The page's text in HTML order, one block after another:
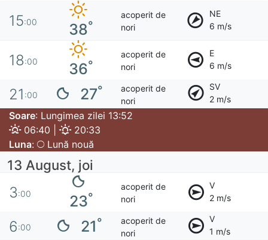
15:00 38°
acoperit de
nori
NE
6 m/s
18:00 36°
acoperit de
nori
E
6 m/s
21 :00 27°
acoperit de
nori
SV
2 m/s
Soare: Lungimea zilei 13:52
06:40 |
20:33
Luna: Lună nouă
13 August, joi
3:00 23°
acoperit de
nori
V
2 m/s
6:00 21°
acoperit de
nori
V
1 m/s